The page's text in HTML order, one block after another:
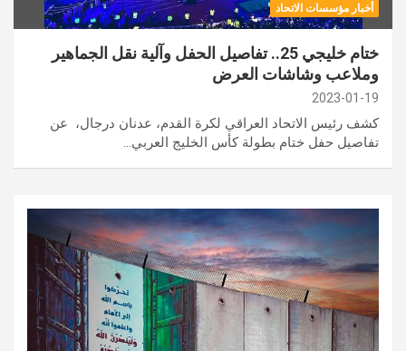
أخبار مؤسسات الاتحاد
ختام خليجي 25.. تفاصيل الحفل وآلية نقل الجماهير
وملاعب وشاشات العرض
2023-01-19
كشف رئيس الاتحاد العراقي لكرة القدم، عدنان درجال، عن
تفاصيل حفل ختام بطولة كأس الخليج العربي…